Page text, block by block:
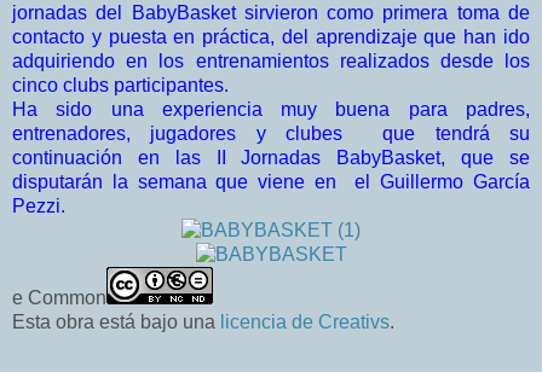
jornadas del BabyBasket sirvieron como primera toma de
contacto y puesta en práctica, del aprendizaje que han ido
adquiriendo en los entrenamientos realizados desde los
cinco clubs participantes.
Ha sido una experiencia muy buena para padres,
entrenadores, jugadores y clubes que tendrá su
continuación en las II Jornadas BabyBasket, que se
disputarán la semana que viene en el Guillermo García
Pezzi.
e Common
Esta obra está bajo una licencia de Creativs.